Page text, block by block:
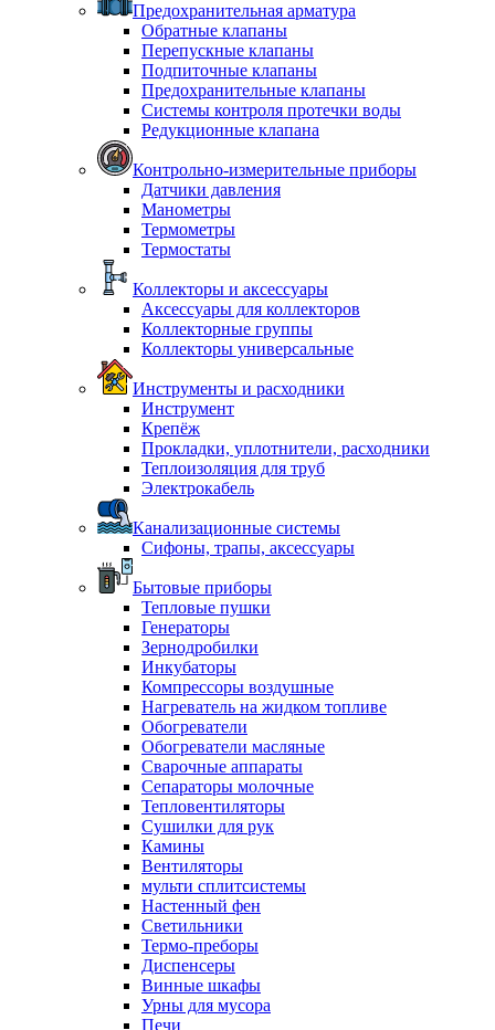
Предохранительная арматура
Обратные клапаны
Перепускные клапаны
Подпиточные клапаны
Предохранительные клапаны
Системы контроля протечки воды
Редукционные клапана
Контрольно-измерительные приборы
Датчики давления
Манометры
Термометры
Термостаты
Коллекторы и аксессуары
Аксессуары для коллекторов
Коллекторные группы
Коллекторы универсальные
Инструменты и расходники
Инструмент
Крепёж
Прокладки, уплотнители, расходники
Теплоизоляция для труб
Электрокабель
Канализационные системы
Сифоны, трапы, аксессуары
Бытовые приборы
Тепловые пушки
Генераторы
Зернодробилки
Инкубаторы
Компрессоры воздушные
Нагреватель на жидком топливе
Обогреватели
Обогреватели масляные
Сварочные аппараты
Сепараторы молочные
Тепловентиляторы
Сушилки для рук
Камины
Вентиляторы
мульти сплитсистемы
Настенный фен
Светильники
Термо-преборы
Диспенсеры
Винные шкафы
Урны для мусора
Печи